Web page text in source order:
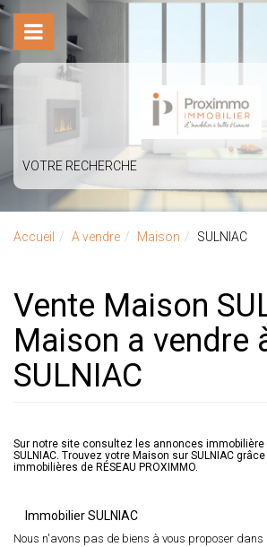
VOTRE RECHERCHE
Accueil A vendre Maison SULNIAC
Vente Maison SULNIAC -
Maison a vendre
SULNIAC
Sur notre site consultez les annonces immobilière
SULNIAC. Trouvez votre Maison sur SULNIAC
immobilières de RÉSEAU PROXIMMO.
Immobilier SULNIAC
Nous n'avons pas de biens à vous proposer dans